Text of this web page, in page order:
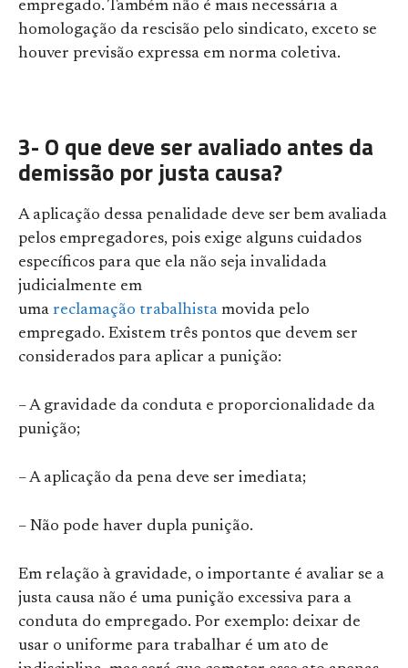
empregado. Também não é mais necessária a
homologação da rescisão pelo sindicato, exceto se
houver previsão expressa em norma coletiva.
3- O que deve ser avaliado antes da
demissão por justa causa?
A aplicação dessa penalidade deve ser bem avaliada
pelos empregadores, pois exige alguns cuidados
específicos para que ela não seja invalidada
judicialmente em
uma reclamação trabalhista movida pelo
empregado. Existem três pontos que devem ser
considerados para aplicar a punição:
– A gravidade da conduta e proporcionalidade da
punição;
– A aplicação da pena deve ser imediata;
– Não pode haver dupla punição.
Em relação à gravidade, o importante é avaliar se a
justa causa não é uma punição excessiva para a
conduta do empregado. Por exemplo: deixar de
usar o uniforme para trabalhar é um ato de